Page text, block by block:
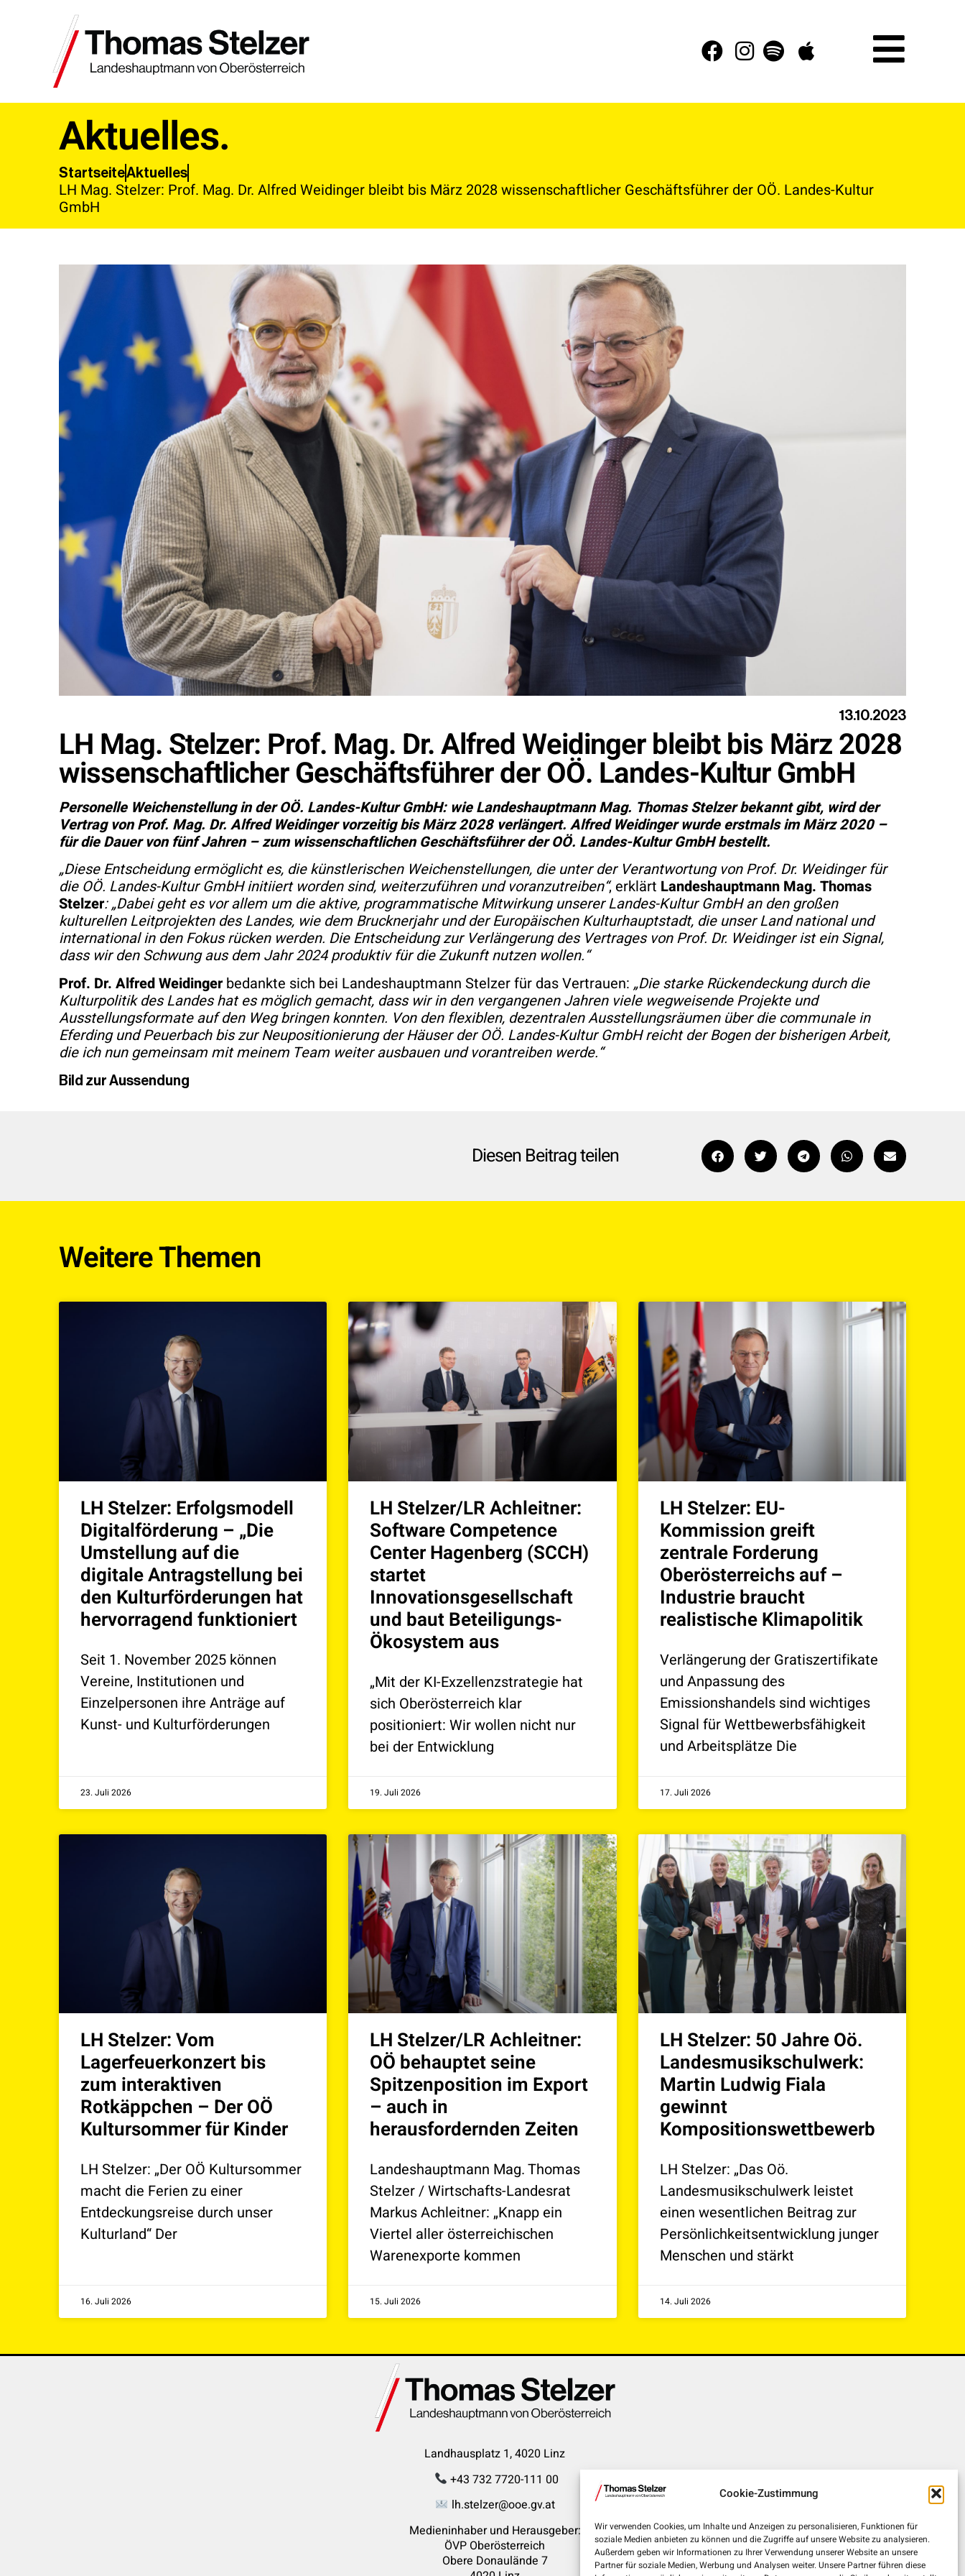
Cookie-Zustimmung
Wir verwenden Cookies, um Inhalte und Anzeigen zu personalisieren, Funktionen für
soziale Medien anbieten zu können und die Zugriffe auf unsere Website zu analysieren.
Außerdem geben wir Informationen zu Ihrer Verwendung unserer Website an unsere
Partner für soziale Medien, Werbung und Analysen weiter. Unsere Partner führen diese
Aktuelles.
StartseiteAktuelles
LH Mag. Stelzer: Prof. Mag. Dr. Alfred Weidinger bleibt bis März 2028 wissenschaftlicher Geschäftsführer der OÖ. Landes-Kultur
GmbH
13.10.2023
LH Mag. Stelzer: Prof. Mag. Dr. Alfred Weidinger bleibt bis März 2028
wissenschaftlicher Geschäftsführer der OÖ. Landes-Kultur GmbH
Personelle Weichenstellung in der OÖ. Landes-Kultur GmbH: wie Landeshauptmann Mag. Thomas Stelzer bekannt gibt, wird der
Vertrag von Prof. Mag. Dr. Alfred Weidinger vorzeitig bis März 2028 verlängert. Alfred Weidinger wurde erstmals im März 2020 –
für die Dauer von fünf Jahren – zum wissenschaftlichen Geschäftsführer der OÖ. Landes-Kultur GmbH bestellt.
„Diese Entscheidung ermöglicht es, die künstlerischen Weichenstellungen, die unter der Verantwortung von Prof. Dr. Weidinger für
die OÖ. Landes-Kultur GmbH initiiert worden sind, weiterzuführen und voranzutreiben“, erklärt Landeshauptmann Mag. Thomas
Stelzer: „Dabei geht es vor allem um die aktive, programmatische Mitwirkung unserer Landes-Kultur GmbH an den großen
kulturellen Leitprojekten des Landes, wie dem Brucknerjahr und der Europäischen Kulturhauptstadt, die unser Land national und
international in den Fokus rücken werden. Die Entscheidung zur Verlängerung des Vertrages von Prof. Dr. Weidinger ist ein Signal,
dass wir den Schwung aus dem Jahr 2024 produktiv für die Zukunft nutzen wollen.“
Prof. Dr. Alfred Weidingerbedankte sich bei Landeshauptmann Stelzer für das Vertrauen: „Die starke Rückendeckung durch die
Kulturpolitik des Landes hat es möglich gemacht, dass wir in den vergangenen Jahren viele wegweisende Projekte und
Ausstellungsformate auf den Weg bringen konnten. Von den flexiblen, dezentralen Ausstellungsräumen über die communale in
Eferding und Peuerbach bis zur Neupositionierung der Häuser der OÖ. Landes-Kultur GmbH reicht der Bogen der bisherigen Arbeit,
die ich nun gemeinsam mit meinem Team weiter ausbauen und vorantreiben werde.“
Bild zur Aussendung
Diesen Beitrag teilen
Weitere Themen
LH Stelzer: Erfolgsmodell
Digitalförderung – „Die
Umstellung auf die
digitale Antragstellung bei
den Kulturförderungen hat
hervorragend funktioniert
Seit 1. November 2025 können
Vereine, Institutionen und
Einzelpersonen ihre Anträge auf
Kunst- und Kulturförderungen
23. Juli 2026
LH Stelzer/LR Achleitner:
Software Competence
Center Hagenberg (SCCH)
startet
Innovationsgesellschaft
und baut Beteiligungs-
Ökosystem aus
„Mit der KI-Exzellenzstrategie hat
sich Oberösterreich klar
positioniert: Wir wollen nicht nur
bei der Entwicklung
19. Juli 2026
LH Stelzer: EU-
Kommission greift
zentrale Forderung
Oberösterreichs auf –
Industrie braucht
realistische Klimapolitik
Verlängerung der Gratiszertifikate
und Anpassung des
Emissionshandels sind wichtiges
Signal für Wettbewerbsfähigkeit
und Arbeitsplätze Die
17. Juli 2026
LH Stelzer: Vom
Lagerfeuerkonzert bis
zum interaktiven
Rotkäppchen – Der OÖ
Kultursommer für Kinder
LH Stelzer: „Der OÖ Kultursommer
macht die Ferien zu einer
Entdeckungsreise durch unser
Kulturland“ Der
16. Juli 2026
LH Stelzer/LR Achleitner:
OÖ behauptet seine
Spitzenposition im Export
– auch in
herausfordernden Zeiten
Landeshauptmann Mag. Thomas
Stelzer / Wirtschafts-Landesrat
Markus Achleitner: „Knapp ein
Viertel aller österreichischen
Warenexporte kommen
15. Juli 2026
LH Stelzer: 50 Jahre Oö.
Landesmusikschulwerk:
Martin Ludwig Fiala
gewinnt
Kompositionswettbewerb
LH Stelzer: „Das Oö.
Landesmusikschulwerk leistet
einen wesentlichen Beitrag zur
Persönlichkeitsentwicklung junger
Menschen und stärkt
14. Juli 2026
Landhausplatz 1, 4020 Linz
+43 732 7720-111 00
lh.stelzer@ooe.gv.at
Medieninhaber und Herausgeber:
ÖVP Oberösterreich
Obere Donaulände 7